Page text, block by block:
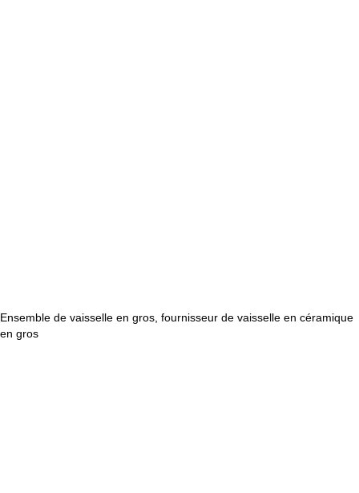
Ensemble de vaisselle en gros, fournisseur de vaisselle en céramique
en gros